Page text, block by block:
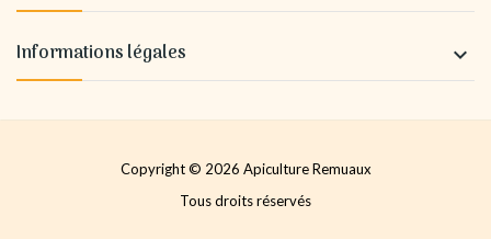
Informations légales 
Copyright © 2026 Apiculture Remuaux
Tous droits réservés